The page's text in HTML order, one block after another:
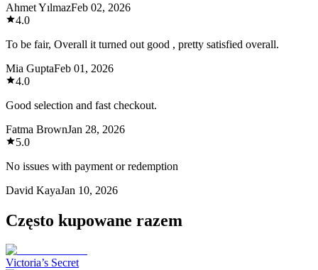
Ahmet YılmazFeb 02, 2026
4.0
To be fair, Overall it turned out good , pretty satisfied overall.
Mia GuptaFeb 01, 2026
4.0
Good selection and fast checkout.
Fatma BrownJan 28, 2026
5.0
No issues with payment or redemption
David KayaJan 10, 2026
Często kupowane razem
Victoria’s Secret